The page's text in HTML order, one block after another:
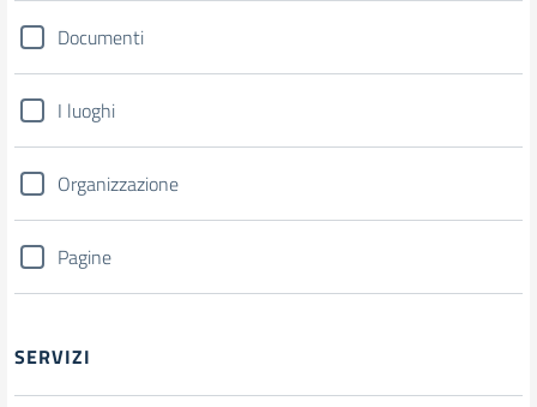
Documenti
I luoghi
Organizzazione
Pagine
SERVIZI